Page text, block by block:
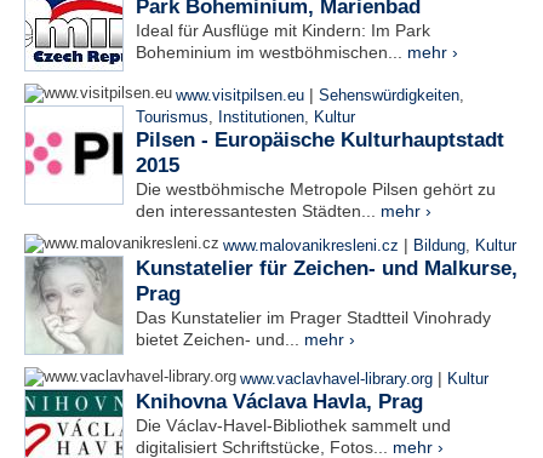
Park Boheminium, Marienbad
Ideal für Ausflüge mit Kindern: Im Park
Boheminium im westböhmischen... mehr ›
www.visitpilsen.eu | Sehenswürdigkeiten
Tourismus
Institutionen Kultur
Pilsen - Europäische Kulturhauptstadt
2015
Die westböhmische Metropole Pilsen gehört zu
den interessantesten Städten... mehr ›
www.malovanikresleni.cz | Bildung Kultur
Kunstatelier für Zeichen- und Malkurse,
Prag
Das Kunstatelier im Prager Stadtteil Vinohrady
bietet Zeichen- und... mehr ›
www.vaclavhavel-library.org | Kultur
Knihovna Václava Havla, Prag
Die Václav-Havel-Bibliothek sammelt und
digitalisiert Schriftstücke, Fotos... mehr ›